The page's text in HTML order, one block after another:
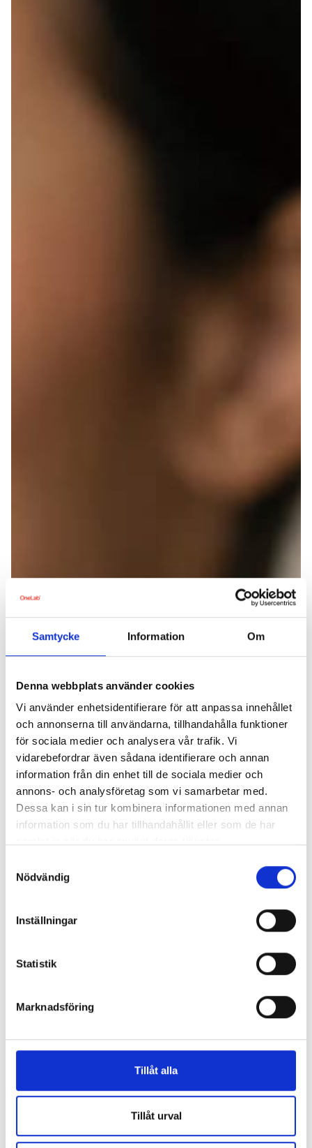
Samtycke Information Om
Denna webbplats använder cookies
Vi använder enhetsidentifierare för att anpassa innehållet
och annonserna till användarna, tillhandahålla funktioner
för sociala medier och analysera vår trafik. Vi
vidarebefordrar även sådana identifierare och annan
information från din enhet till de sociala medier och
annons- och analysföretag som vi samarbetar med.
Dessa kan i sin tur kombinera informationen med annan
information som du har tillhandahållit eller som de har
Nödvändig
Inställningar
Statistik
Marknadsföring
Tillåt alla
Tillåt urval